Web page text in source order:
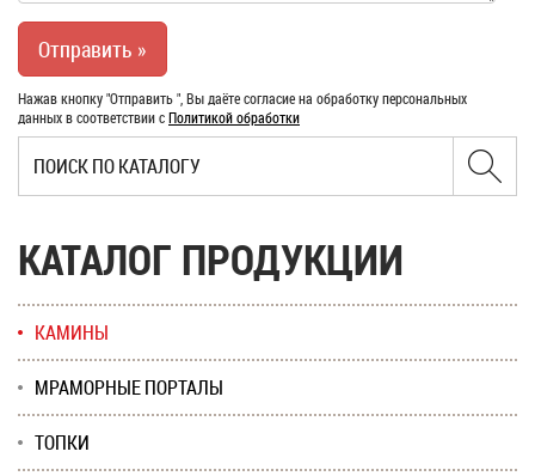
Нажав кнопку "Отправить ", Вы даёте согласие на обработку персональных
данных в соответствии сПолитикой обработки
КАТАЛОГ ПРОДУКЦИИ
КАМИНЫ
МРАМОРНЫЕ ПОРТАЛЫ
ТОПКИ